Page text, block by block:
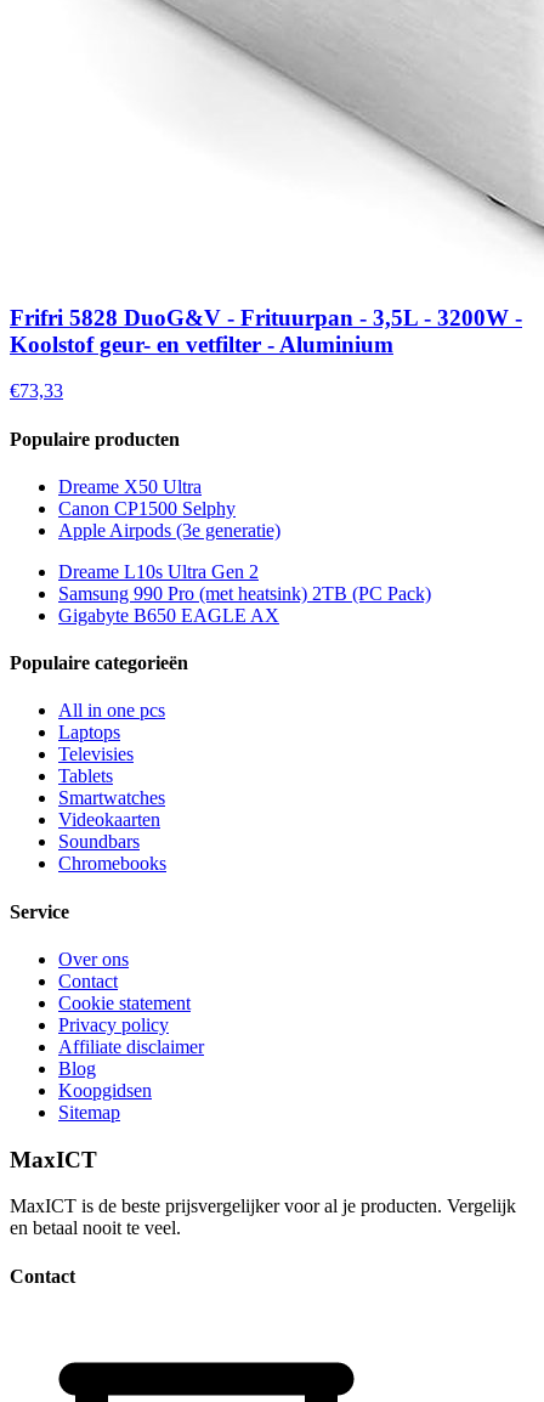
Frifri 5828 DuoG&V - Frituurpan - 3,5L - 3200W -
Koolstof geur- en vetfilter - Aluminium
€73,33
Populaire producten
Dreame X50 Ultra
Canon CP1500 Selphy
Apple Airpods (3e generatie)
Dreame L10s Ultra Gen 2
Samsung 990 Pro (met heatsink) 2TB (PC Pack)
Gigabyte B650 EAGLE AX
Populaire categorieën
All in one pcs
Laptops
Televisies
Tablets
Smartwatches
Videokaarten
Soundbars
Chromebooks
Service
Over ons
Contact
Cookie statement
Privacy policy
Affiliate disclaimer
Blog
Koopgidsen
Sitemap
MaxICT
MaxICT is de beste prijsvergelijker voor al je producten. Vergelijk
en betaal nooit te veel.
Contact